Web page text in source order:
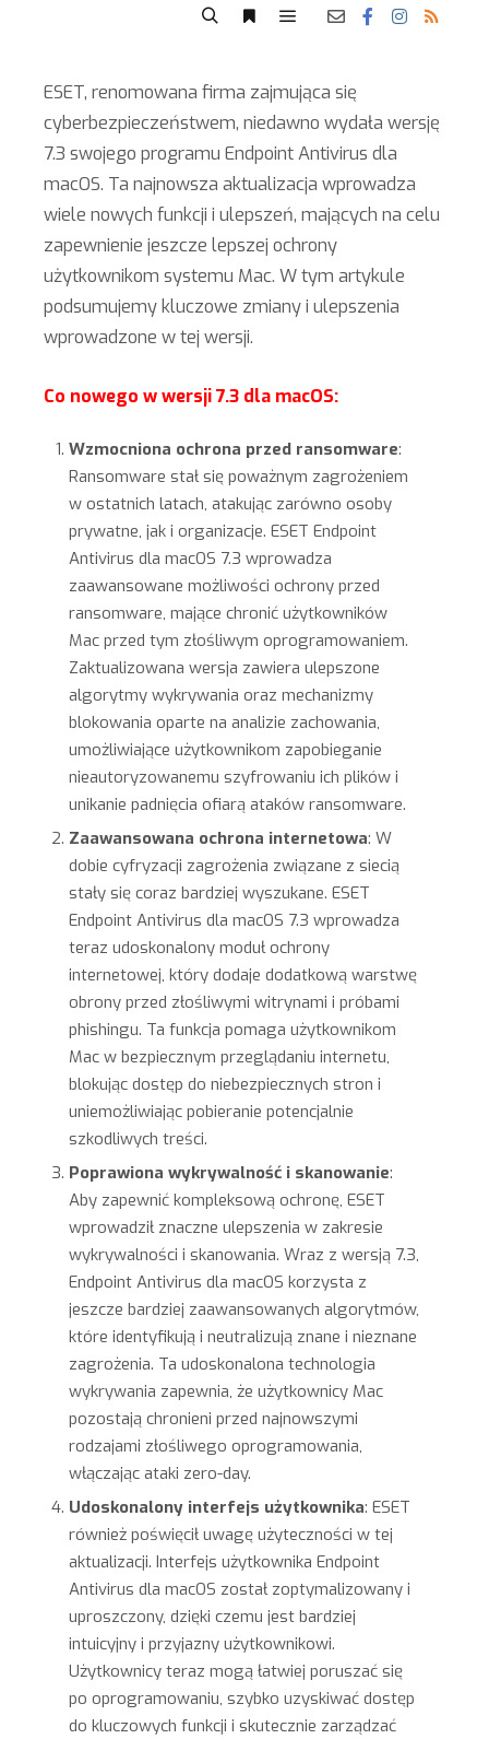
ESET, renomowana firma zajmująca się
cyberbezpieczeństwem, niedawno wydała wersję
7.3 swojego programu Endpoint Antivirus dla
macOS. Ta najnowsza aktualizacja wprowadza
wiele nowych funkcji i ulepszeń, mających na celu
zapewnienie jeszcze lepszej ochrony
użytkownikom systemu Mac. W tym artykule
podsumujemy kluczowe zmiany i ulepszenia
wprowadzone w tej wersji.
Co nowego w wersji 7.3 dla macOS:
Wzmocniona ochrona przed ransomware:
Ransomware stał się poważnym zagrożeniem
w ostatnich latach, atakując zarówno osoby
prywatne, jak i organizacje. ESET Endpoint
Antivirus dla macOS 7.3 wprowadza
zaawansowane możliwości ochrony przed
ransomware, mające chronić użytkowników
Mac przed tym złośliwym oprogramowaniem.
Zaktualizowana wersja zawiera ulepszone
algorytmy wykrywania oraz mechanizmy
blokowania oparte na analizie zachowania,
umożliwiające użytkownikom zapobieganie
nieautoryzowanemu szyfrowaniu ich plików i
unikanie padnięcia ofiarą ataków ransomware.
Zaawansowana ochrona internetowa: W
dobie cyfryzacji zagrożenia związane z siecią
stały się coraz bardziej wyszukane. ESET
Endpoint Antivirus dla macOS 7.3 wprowadza
teraz udoskonalony moduł ochrony
internetowej, który dodaje dodatkową warstwę
obrony przed złośliwymi witrynami i próbami
phishingu. Ta funkcja pomaga użytkownikom
Mac w bezpiecznym przeglądaniu internetu,
blokując dostęp do niebezpiecznych stron i
uniemożliwiając pobieranie potencjalnie
szkodliwych treści.
Poprawiona wykrywalność i skanowanie:
Aby zapewnić kompleksową ochronę, ESET
wprowadził znaczne ulepszenia w zakresie
wykrywalności i skanowania. Wraz z wersją 7.3,
Endpoint Antivirus dla macOS korzysta z
jeszcze bardziej zaawansowanych algorytmów,
które identyfikują i neutralizują znane i nieznane
zagrożenia. Ta udoskonalona technologia
wykrywania zapewnia, że użytkownicy Mac
pozostają chronieni przed najnowszymi
rodzajami złośliwego oprogramowania,
włączając ataki zero-day.
Udoskonalony interfejs użytkownika: ESET
również poświęcił uwagę użyteczności w tej
aktualizacji. Interfejs użytkownika Endpoint
Antivirus dla macOS został zoptymalizowany i
uproszczony, dzięki czemu jest bardziej
intuicyjny i przyjazny użytkownikowi.
Użytkownicy teraz mogą łatwiej poruszać się
po oprogramowaniu, szybko uzyskiwać dostęp
do kluczowych funkcji i skutecznie zarządzać